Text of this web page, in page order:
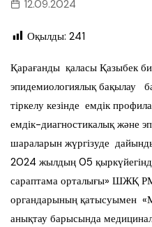
12.09.2024
Оқылды: 241
Қарағанды қаласы Қазыбек
эпидемиологиялық бақылау
тіркелу кезінде емдік
емдік-диагностикалық және
шараларын жүргізуде
2024 жылдың 05
сараптама орталығы» ШЖҚ
органдарының қатысуымен
анықтау барысында